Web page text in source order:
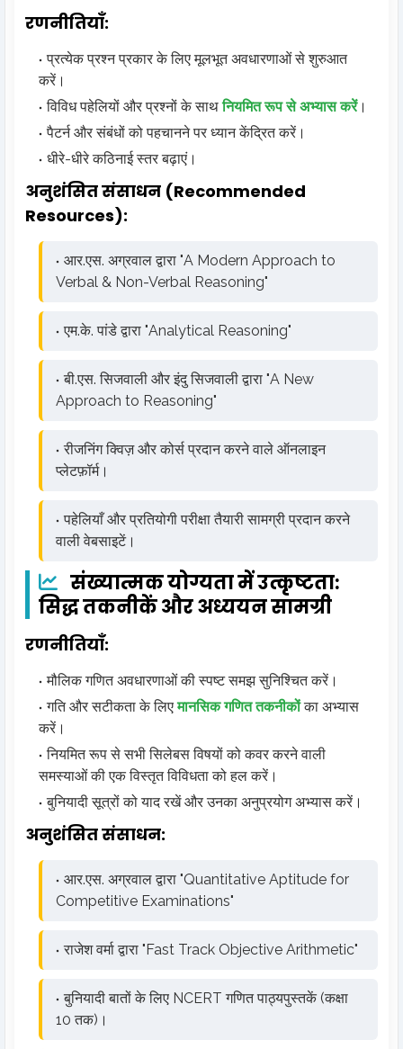
रणनीतियाँ:
प्रत्येक प्रश्न प्रकार के लिए मूलभूत अवधारणाओं से शुरुआत
करें।
विविध पहेलियों और प्रश्नों के साथनियमित रूप से अभ्यास करें।
पैटर्न और संबंधों को पहचानने पर ध्यान केंद्रित करें।
धीरे-धीरे कठिनाई स्तर बढ़ाएं।
अनुशंसित संसाधन (Recommended
Resources):
आर.एस. अग्रवाल द्वारा "A Modern Approach to
Verbal & Non-Verbal Reasoning"
एम.के. पांडे द्वारा "Analytical Reasoning"
बी.एस. सिजवाली और इंदु सिजवाली द्वारा "A New
Approach to Reasoning"
रीजनिंग क्विज़ और कोर्स प्रदान करने वाले ऑनलाइन
प्लेटफ़ॉर्म।
पहेलियाँ और प्रतियोगी परीक्षा तैयारी सामग्री प्रदान करने
वाली वेबसाइटें।
संख्यात्मक योग्यता में उत्कृष्टता:
सिद्ध तकनीकें और अध्ययन सामग्री
रणनीतियाँ:
मौलिक गणित अवधारणाओं की स्पष्ट समझ सुनिश्चित करें।
गति और सटीकता के लिएमानसिक गणित तकनीकोंका अभ्यास
करें।
नियमित रूप से सभी सिलेबस विषयों को कवर करने वाली
समस्याओं की एक विस्तृत विविधता को हल करें।
बुनियादी सूत्रों को याद रखें और उनका अनुप्रयोग अभ्यास करें।
अनुशंसित संसाधन:
आर.एस. अग्रवाल द्वारा "Quantitative Aptitude for
Competitive Examinations"
राजेश वर्मा द्वारा "Fast Track Objective Arithmetic"
बुनियादी बातों के लिए NCERT गणित पाठ्यपुस्तकें (कक्षा
10 तक)।